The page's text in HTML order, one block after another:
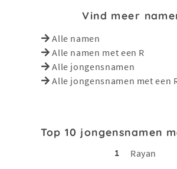
Vind meer
Alle namen
Alle namen met een R
Alle jongensnamen
Alle jongensnamen met een
Top 10 jongensnamen
1
Rayan